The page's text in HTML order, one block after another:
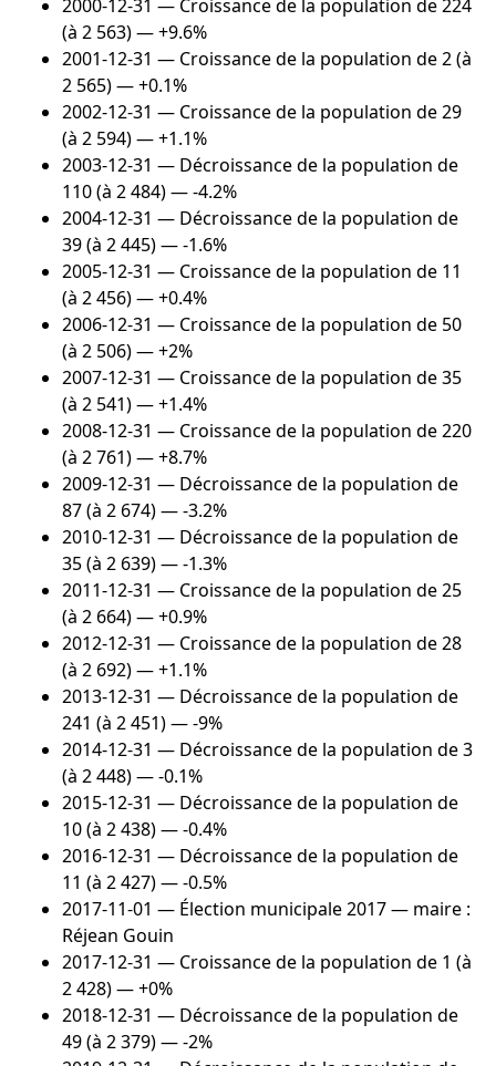
2000-12-31 — Croissance de la population de 224
(à 2 563) — +9.6%
2001-12-31 — Croissance de la population de 2 (à
2 565) — +0.1%
2002-12-31 — Croissance de la population de 29
(à 2 594) — +1.1%
2003-12-31 — Décroissance de la population de
110 (à 2 484) — -4.2%
2004-12-31 — Décroissance de la population de
39 (à 2 445) — -1.6%
2005-12-31 — Croissance de la population de 11
(à 2 456) — +0.4%
2006-12-31 — Croissance de la population de 50
(à 2 506) — +2%
2007-12-31 — Croissance de la population de 35
(à 2 541) — +1.4%
2008-12-31 — Croissance de la population de 220
(à 2 761) — +8.7%
2009-12-31 — Décroissance de la population de
87 (à 2 674) — -3.2%
2010-12-31 — Décroissance de la population de
35 (à 2 639) — -1.3%
2011-12-31 — Croissance de la population de 25
(à 2 664) — +0.9%
2012-12-31 — Croissance de la population de 28
(à 2 692) — +1.1%
2013-12-31 — Décroissance de la population de
241 (à 2 451) — -9%
2014-12-31 — Décroissance de la population de 3
(à 2 448) — -0.1%
2015-12-31 — Décroissance de la population de
10 (à 2 438) — -0.4%
2016-12-31 — Décroissance de la population de
11 (à 2 427) — -0.5%
2017-11-01 — Élection municipale 2017 — maire :
Réjean Gouin
2017-12-31 — Croissance de la population de 1 (à
2 428) — +0%
2018-12-31 — Décroissance de la population de
49 (à 2 379) — -2%